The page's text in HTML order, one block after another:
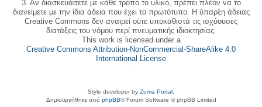
3. Αν διασκευάσετε με κάθε τρόπο το υλικό, πρέπει πλέον να το
διανείμετε με την ίδια άδεια που έχει το πρωτότυπο. Η ύπαρξη άδειας
Creative Commons δεν αναιρεί ούτε υποκαθιστά τις ισχύουσες
διατάξεις του νόμου περί πνευματικής ιδιοκτησίας.
This work is licensed under a
Creative Commons Attribution-NonCommercial-ShareAlike 4.0
International License
.
Style developer by Zuma Portal
Δημιουργήθηκε από phpBB® Forum Software © phpBB Limited